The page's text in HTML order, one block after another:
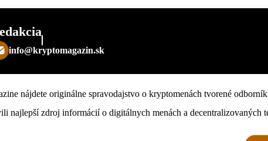
info@kryptomagazin.sk
nájdete originálne spravodajstvo o kryptomenách tvorené
najlepší zdroj informácií o digitálnych menách a decentralizovaných